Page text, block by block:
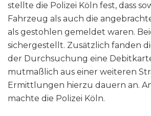
stellte die Polizei Köln fest, dass
Fahrzeug als auch die
als gestohlen gemeldet waren.
sichergestellt. Zusätzlich fanden
der Durchsuchung eine
mutmaßlich aus einer weiteren
Ermittlungen hierzu dauern an.
machte die Polizei Köln.